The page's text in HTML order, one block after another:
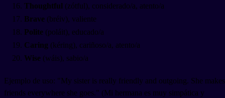
Thoughtful (zótful), considerado/a, atento/a
Brave (bréiv), valiente
Polite (poláit), educado/a
Caring (kéring), cariñoso/a, atento/a
Wise (wáis), sabio/a
Ejemplo de uso: "My sister is really friendly and outgoing. She makes
friends everywhere she goes." (Mi hermana es muy simpática y